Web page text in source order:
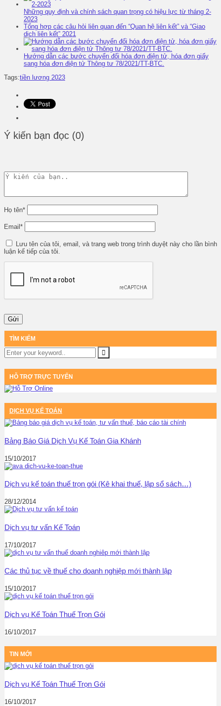
Những quy định và chính sách quan trọng có hiệu lực từ tháng 2-
2023
Tổng hợp các câu hỏi liên quan đến “Quan hệ liên kết” và “Giao
dịch liên kết” 2021
Hướng dẫn các bước chuyển đổi hóa đơn điện tử, hóa đơn giấy
sang hóa đơn điện tử Thông tư 78/2021/TT-BTC.
Tags:tiền lương 2023
Ý kiến bạn đọc (0)
Họ tên*
Email*
Lưu tên của tôi, email, và trang web trong trình duyệt này cho lần bình
luận kế tiếp của tôi.
TÌM KIẾM
HỖ TRỢ TRỰC TUYẾN
DỊCH VỤ KẾ TOÁN
Bảng Báo Giá Dịch Vụ Kế Toán Gia Khánh
15/10/2017
Dịch vụ kế toán thuế trọn gói (Kê khai thuế, lập sổ sách…)
28/12/2014
Dịch vụ tư vấn Kế Toán
17/10/2017
Các thủ tục về thuế cho doanh nghiệp mới thành lập
15/10/2017
Dịch vụ Kế Toán Thuế Trọn Gói
16/10/2017
TIN MỚI
Dịch vụ Kế Toán Thuế Trọn Gói
16/10/2017